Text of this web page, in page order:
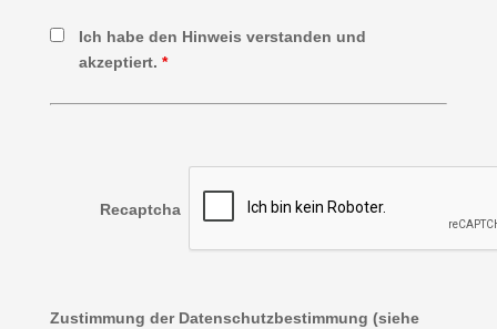
Ich habe den Hinweis verstanden und
akzeptiert.*
Recaptcha
Zustimmung der Datenschutzbestimmung (siehe